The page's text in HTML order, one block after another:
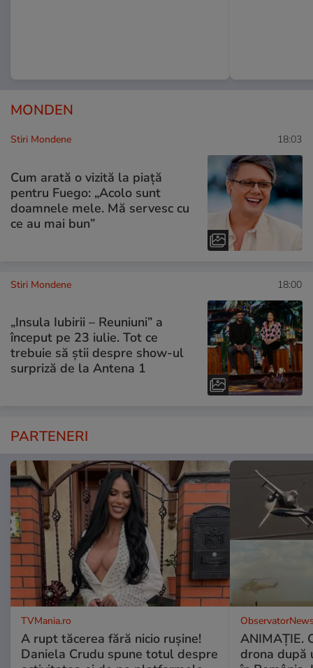
MONDEN
Stiri Mondene 18:03
Cum arată o vizită la piață
pentru Fuego: „Acolo sunt
doamnele mele. Mă servesc cu
ce au mai bun”
Stiri Mondene 18:00
„Insula Iubirii – Reuniuni” a
început pe 23 iulie. Tot ce
trebuie să știi despre show-ul
surpriză de la Antena 1
PARTENERI
TVMania.ro
A rupt tăcerea fără nicio rușine!
Daniela Crudu spune totul despre
ANIMAŢIE.
drona după